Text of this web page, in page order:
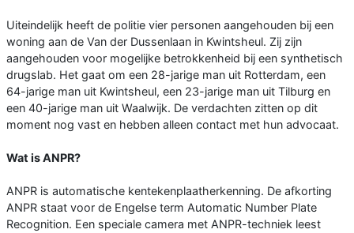
Uiteindelijk heeft de politie vier personen aangehouden bij een
woning aan de Van der Dussenlaan in Kwintsheul. Zij zijn
aangehouden voor mogelijke betrokkenheid bij een synthetisch
drugslab. Het gaat om een 28-jarige man uit Rotterdam, een
64-jarige man uit Kwintsheul, een 23-jarige man uit Tilburg en
een 40-jarige man uit Waalwijk. De verdachten zitten op dit
moment nog vast en hebben alleen contact met hun advocaat.
Wat is ANPR?
ANPR is automatische kentekenplaatherkenning. De afkorting
ANPR staat voor de Engelse term Automatic Number Plate
Recognition. Een speciale camera met ANPR-techniek leest